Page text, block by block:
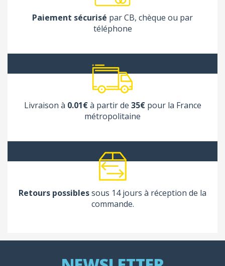
Paiement sécurisé par CB, chèque ou par
téléphone
Livraison à 0.01€à partir de 35€pour la France
métropolitaine
Retours possiblessous 14 jours à réception de la
commande.